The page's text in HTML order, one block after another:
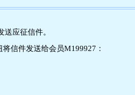
应征信件。
信件发送给会员M199927：